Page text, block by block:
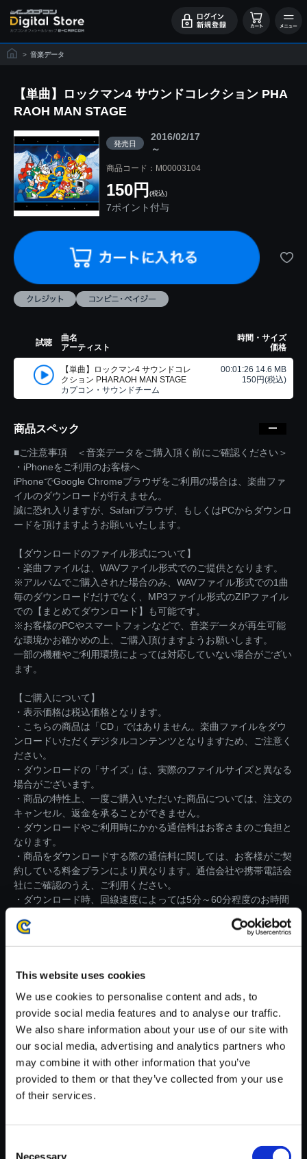
This website uses cookies
We use cookies to personalise content and ads, to
provide social media features and to analyse our traffic.
We also share information about your use of our site with
our social media, advertising and analytics partners who
may combine it with other information that you’ve
provided to them or that they’ve collected from your use
of their services.
Necessary
> 音楽データ
【単曲】ロックマン4 サウンドコレクション PHA
RAOH MAN STAGE
発売日
2016/02/17
～
商品コード：M00003104
150円 (税込)
7ポイント付与
試聴
曲名
アーティスト
時間・サイズ
価格
【単曲】ロックマン4 サウンドコレ
クション PHARAOH MAN STAGE
カプコン・サウンドチーム
00:01:26 14.6 MB
150円(税込)
商品スペック
■ご注意事項 ＜音楽データをご購入頂く前にご確認ください＞
・iPhoneをご利用のお客様へ
iPhoneでGoogle Chromeブラウザをご利用の場合は、楽曲ファ
イルのダウンロードが行えません。
誠に恐れ入りますが、Safariブラウザ、もしくはPCからダウンロ
ードを頂けますようお願いいたします。
【ダウンロードのファイル形式について】
・楽曲ファイルは、WAVファイル形式でのご提供となります。
※アルバムでご購入された場合のみ、WAVファイル形式での1曲
毎のダウンロードだけでなく、MP3ファイル形式のZIPファイル
での【まとめてダウンロード】も可能です。
※お客様のPCやスマートフォンなどで、音楽データが再生可能
な環境かお確かめの上、ご購入頂けますようお願いします。
一部の機種やご利用環境によっては対応していない場合がござい
ます。
【ご購入について】
・表示価格は税込価格となります。
・こちらの商品は「CD」ではありません。楽曲ファイルをダウ
ンロードいただくデジタルコンテンツとなりますため、ご注意く
ださい。
・ダウンロードの「サイズ」は、実際のファイルサイズと異なる
場合がございます。
・商品の特性上、一度ご購入いただいた商品については、注文の
キャンセル、返金を承ることができません。
・ダウンロードやご利用時にかかる通信料はお客さまのご負担と
なります。
・商品をダウンロードする際の通信料に関しては、お客様がご契
約している料金プランにより異なります。通信会社や携帯電話会
社にご確認のうえ、ご利用ください。
・ダウンロード時、回線速度によっては5分～60分程度のお時間
※ご購入いただいたファイルのダウンロードの際には、通信環境
【単曲】ロックマン4 サウンド
コレクション PHARAOH MAN
STAGE